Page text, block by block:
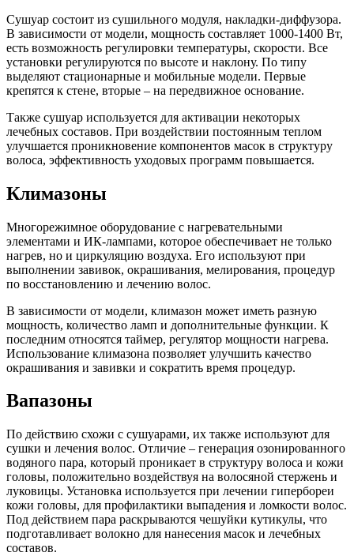
Сушуар состоит из сушильного модуля, накладки-диффузора.
В зависимости от модели, мощность составляет 1000-1400 Вт,
есть возможность регулировки температуры, скорости. Все
установки регулируются по высоте и наклону. По типу
выделяют стационарные и мобильные модели. Первые
крепятся к стене, вторые – на передвижное основание.
Также сушуар используется для активации некоторых
лечебных составов. При воздействии постоянным теплом
улучшается проникновение компонентов масок в структуру
волоса, эффективность уходовых программ повышается.
Климазоны
Многорежимное оборудование с нагревательными
элементами и ИК-лампами, которое обеспечивает не только
нагрев, но и циркуляцию воздуха. Его используют при
выполнении завивок, окрашивания, мелирования, процедур
по восстановлению и лечению волос.
В зависимости от модели, климазон может иметь разную
мощность, количество ламп и дополнительные функции. К
последним относятся таймер, регулятор мощности нагрева.
Использование климазона позволяет улучшить качество
окрашивания и завивки и сократить время процедур.
Вапазоны
По действию схожи с сушуарами, их также используют для
сушки и лечения волос. Отличие – генерация озонированного
водяного пара, который проникает в структуру волоса и кожи
головы, положительно воздействуя на волосяной стержень и
луковицы. Установка используется при лечении гипербореи
кожи головы, для профилактики выпадения и ломкости волос.
Под действием пара раскрываются чешуйки кутикулы, что
подготавливает волокно для нанесения масок и лечебных
составов.